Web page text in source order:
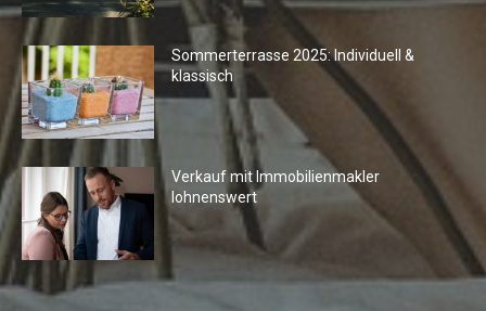
Sommerterrasse 2025: Individuell &
klassisch
Verkauf mit Immobilienmakler
lohnenswert